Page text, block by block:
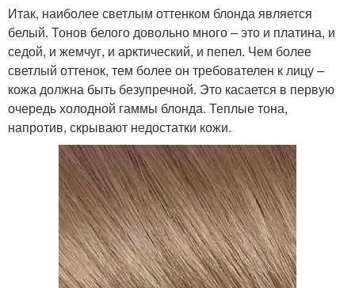
Итак, наиболее светлым оттенком блонда является
белый. Тонов белого довольно много – это и платина, и
седой, и жемчуг, и арктический, и пепел. Чем более
светлый оттенок, тем более он требователен к лицу –
кожа должна быть безупречной. Это касается в первую
очередь холодной гаммы блонда. Теплые тона,
напротив, скрывают недостатки кожи.